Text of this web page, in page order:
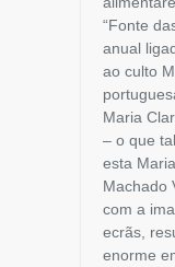
“Fonte
anual
ao culto
Maria
– o que
esta
Machado
com a
ecrãs,
enorme